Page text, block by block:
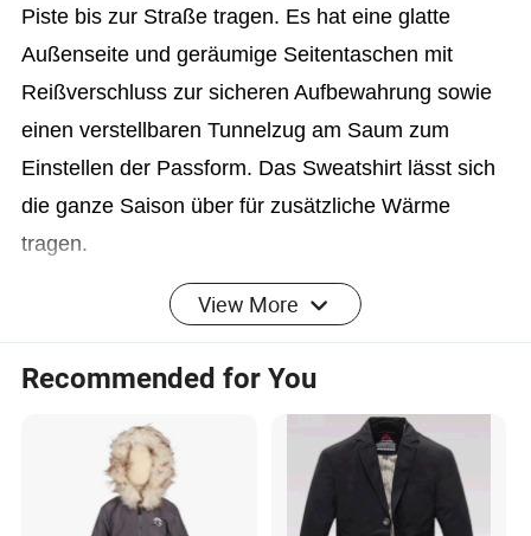
Piste bis zur Straße tragen. Es hat eine glatte
Außenseite und geräumige Seitentaschen mit
Reißverschluss zur sicheren Aufbewahrung sowie
einen verstellbaren Tunnelzug am Saum zum
Einstellen der Passform. Das Sweatshirt lässt sich
die ganze Saison über für zusätzliche Wärme
tragen.
Detailed Photos
View More
Recommended for You